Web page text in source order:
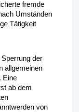
fremde
Umständen
Tätigkeit
der
allgemeinen
Eine
ab dem
von